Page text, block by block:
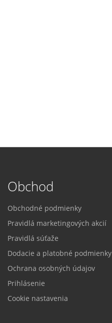
Obchod
Obchodné podmienky
Pravidlá marketingových akcií
Pravidlá súťaže
Dodacie a platobné podmienky
Ochrana osobných údajov
Prihlásenie
Cookie nastavenia